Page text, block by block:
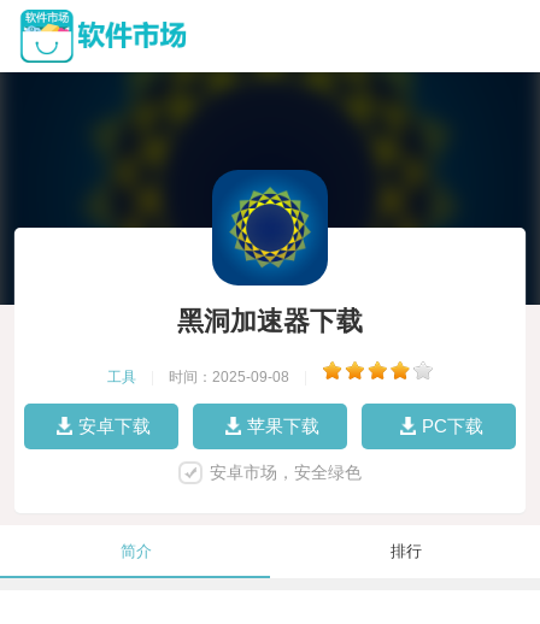
黑洞加速器下载
工具 时间：2025-09-08
安卓下载 苹果下载 PC下载
安卓市场，安全绿色
简介 排行